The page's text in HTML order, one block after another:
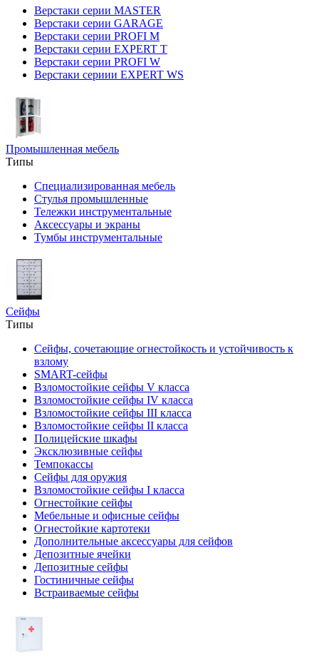
Верстаки серии MASTER
Верстаки серии GARAGE
Верстаки серии PROFI M
Верстаки серии EXPERT T
Верстаки серии PROFI W
Верстаки сериии EXPERT WS
Промышленная мебель
Типы
Специализированная мебель
Стулья промышленные
Тележки инструментальные
Аксессуары и экраны
Тумбы инструментальные
Сейфы
Типы
Сейфы, сочетающие огнестойкость и устойчивость к
взлому
SMART-сейфы
Взломостойкие сейфы V класса
Взломостойкие сейфы IV класса
Взломостойкие сейфы III класса
Взломостойкие сейфы II класса
Полицейские шкафы
Эксклюзивные сейфы
Темпокассы
Сейфы для оружия
Взломостойкие сейфы I класса
Огнестойкие сейфы
Мебельные и офисные сейфы
Огнестойкие картотеки
Дополнительные аксессуары для сейфов
Депозитные ячейки
Депозитные сейфы
Гостиничные сейфы
Встраиваемые сейфы